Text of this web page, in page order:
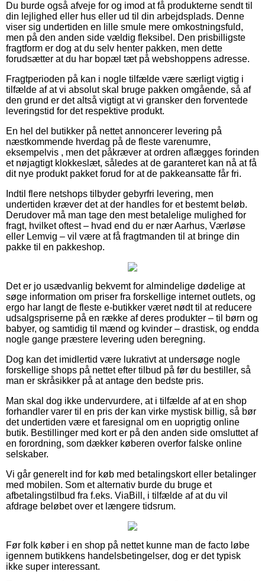
Du burde også afveje for og imod at få produkterne sendt til
din lejlighed eller hus eller ud til din arbejdsplads. Denne
viser sig undertiden en lille smule mere omkostningsfuld,
men på den anden side vældig fleksibel. Den prisbilligste
fragtform er dog at du selv henter pakken, men dette
forudsætter at du har bopæl tæt på webshoppens adresse.
Fragtperioden på kan i nogle tilfælde være særligt vigtig i
tilfælde af at vi absolut skal bruge pakken omgående, så af
den grund er det altså vigtigt at vi gransker den forventede
leveringstid for det respektive produkt.
En hel del butikker på nettet annoncerer levering på
næstkommende hverdag på de fleste varenumre,
eksempelvis , men det påkræver at ordren aflægges forinden
et nøjagtigt klokkeslæt, således at de garanteret kan nå at få
dit nye produkt pakket forud for at de pakkeansatte får fri.
Indtil flere netshops tilbyder gebyrfri levering, men
undertiden kræver det at der handles for et bestemt beløb.
Derudover må man tage den mest betalelige mulighed for
fragt, hvilket oftest – hvad end du er nær Aarhus, Værløse
eller Lemvig – vil være at få fragtmanden til at bringe din
pakke til en pakkeshop.
Det er jo usædvanlig bekvemt for almindelige dødelige at
søge information om priser fra forskellige internet outlets, og
ergo har langt de fleste e-butikker været nødt til at reducere
udsalgspriserne på en række af deres produkter – til børn og
babyer, og samtidig til mænd og kvinder – drastisk, og endda
nogle gange præstere levering uden beregning.
Dog kan det imidlertid være lukrativt at undersøge nogle
forskellige shops på nettet efter tilbud på før du bestiller, så
man er skråsikker på at antage den bedste pris.
Man skal dog ikke undervurdere, at i tilfælde af at en shop
forhandler varer til en pris der kan virke mystisk billig, så bør
det undertiden være et faresignal om en uoprigtig online
butik. Bestillinger med kort er på den anden side omsluttet af
en forordning, som dækker køberen overfor falske online
selskaber.
Vi går generelt ind for køb med betalingskort eller betalinger
med mobilen. Som et alternativ burde du bruge et
afbetalingstilbud fra f.eks. ViaBill, i tilfælde af at du vil
afdrage beløbet over et længere tidsrum.
Før folk køber i en shop på nettet kunne man de facto løbe
igennem butikkens handelsbetingelser, dog er det typisk
ikke super interessant.